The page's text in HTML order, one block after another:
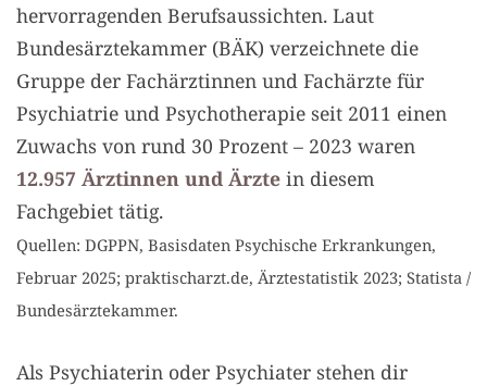
hervorragenden Berufsaussichten. Laut
Bundesärztekammer (BÄK) verzeichnete die
Gruppe der Fachärztinnen und Fachärzte für
Psychiatrie und Psychotherapie seit 2011 einen
Zuwachs von rund 30 Prozent – 2023 waren
12.957 Ärztinnen und Ärzte in diesem
Fachgebiet tätig.
Quellen: DGPPN, Basisdaten Psychische Erkrankungen,
Februar 2025; praktischarzt.de, Ärztestatistik 2023; Statista /
Bundesärztekammer.
Als Psychiaterin oder Psychiater stehen dir